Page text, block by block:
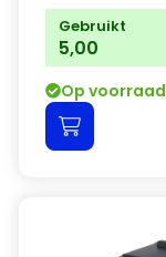
Gebruikt
5,00
Op voorraad